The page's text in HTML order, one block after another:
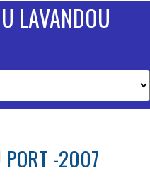
LAVANDOU
PORT -2007